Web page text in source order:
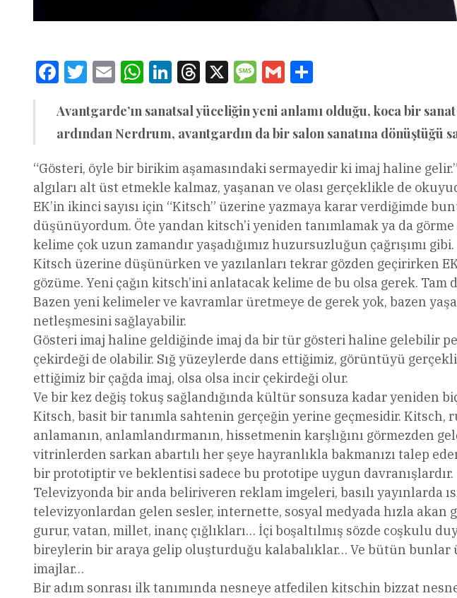
FacebookTwitterEmail WhatsAppLinkedInThreads
X Message
Gmail
Avantgarde’ın sanatsal yüceliğin yeni anlamı olduğu, koca bir
ardından Nerdrum, avantgardın da bir salon sanatına dönüştüğü
“Gösteri, öyle bir birikim aşamasındaki sermayedir ki imaj haline
algıları alt üst etmekle kalmaz, yaşanan ve olası gerçeklikle de
EK’in ikinci sayısı için “Kitsch” üzerine yazmaya karar verdiğimde
düşünüyordum. Öte yandan kitsch’i yeniden tanımlamak ya da
kelime çok uzun zamandır yaşadığımız huzursuzluğun çağrışımı gibi.
Kitsch üzerine düşünürken ve yazılanları tekrar gözden geçirirken
gözüme. Yeni çağın kitsch’ini anlatacak kelime de bu olsa gerek.
Bazen yeni kelimeler ve kavramlar üretmeye de gerek yok, bazen
netleşmesini sağlayabilir.
Gösteri imaj haline geldiğinde imaj da bir tür gösteri haline gelebilir
çekirdeği de olabilir. Sığ yüzeylerde dans ettiğimiz, görüntüyü
ettiğimiz bir çağda imaj, olsa olsa incir çekirdeği olur.
Ve bir kez değiş tokuş sağlandığında kültür sonsuza kadar yeniden
Kitsch, basit bir tanımla sahtenin gerçeğin yerine geçmesidir.
anlamanın, anlamlandırmanın, hissetmenin karşlığını görmezden
vitrinlerden sarkan abartılı her şeye hayranlıkla bakmanızı talep
bir prototiptir ve beklentisi sadece bu prototipe uygun davranışlardır.
Televizyonda bir anda beliriveren reklam imgeleri, basılı
televizyonlardan gelen sesler, internette, sosyal medyada hızla
gurur, vatan, millet, inanç çığlıkları… İçi boşaltılmış sözde coşkulu
bireylerin bir araya gelip oluşturduğu kalabalıklar… Ve bütün bunlar
imajlar…
Bir adım sonrası ilk tanımında nesneye atfedilen kitschin bizzat